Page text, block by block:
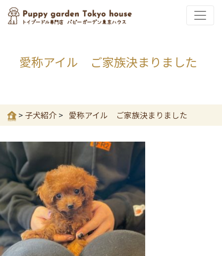
愛称アイル ご家族決まりました
> 子犬紹介 > 愛称アイル ご家族決まりました